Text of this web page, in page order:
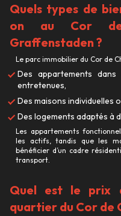
Quels types de
on au Cor de
Graffenstaden ?
Le parc immobilier du Cor de
Des appartements
entretenues,
Des maisons individuelles
Des logements adaptés à
Les appartements
les actifs, tandis que les
bénéficier d’un cadre
transport.
Quel est le prix
quartier du Cor de